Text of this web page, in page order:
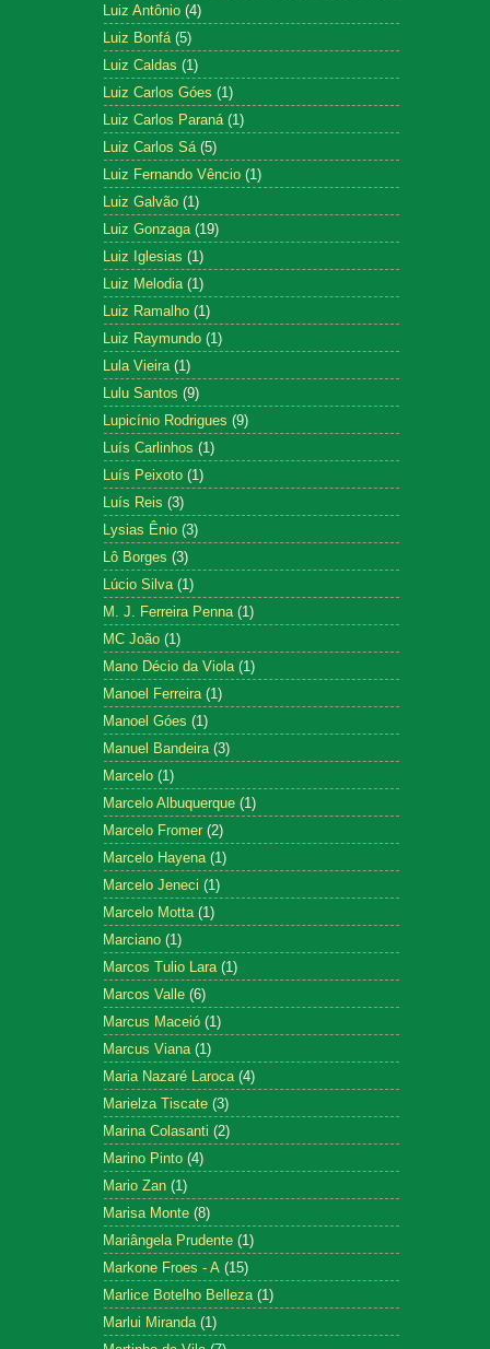
Luiz Antônio (4)
Luiz Bonfá (5)
Luiz Caldas (1)
Luiz Carlos Góes (1)
Luiz Carlos Paraná (1)
Luiz Carlos Sá (5)
Luiz Fernando Vêncio (1)
Luiz Galvão (1)
Luiz Gonzaga (19)
Luiz Iglesias (1)
Luiz Melodia (1)
Luiz Ramalho (1)
Luiz Raymundo (1)
Lula Vieira (1)
Lulu Santos (9)
Lupicínio Rodrigues (9)
Luís Carlinhos (1)
Luís Peixoto (1)
Luís Reis (3)
Lysias Ênio (3)
Lô Borges (3)
Lúcio Silva (1)
M. J. Ferreira Penna (1)
MC João (1)
Mano Décio da Viola (1)
Manoel Ferreira (1)
Manoel Góes (1)
Manuel Bandeira (3)
Marcelo (1)
Marcelo Albuquerque (1)
Marcelo Fromer (2)
Marcelo Hayena (1)
Marcelo Jeneci (1)
Marcelo Motta (1)
Marciano (1)
Marcos Tulio Lara (1)
Marcos Valle (6)
Marcus Maceió (1)
Marcus Viana (1)
Maria Nazaré Laroca (4)
Marielza Tiscate (3)
Marina Colasanti (2)
Marino Pinto (4)
Mario Zan (1)
Marisa Monte (8)
Mariângela Prudente (1)
Markone Froes - A (15)
Marlice Botelho Belleza (1)
Marlui Miranda (1)